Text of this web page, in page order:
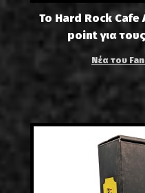
Το Hard Rock Cafe
point για
Νέα του